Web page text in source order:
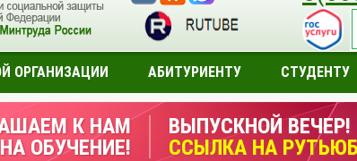
ОРГАНИЗАЦИИ АБИТУРИЕНТУ СТУДЕНТУ
К НАМ
НА ОБУЧЕНИЕ!
ВЫПУСКНОЙ ВЕЧЕР!
ССЫЛКА НА